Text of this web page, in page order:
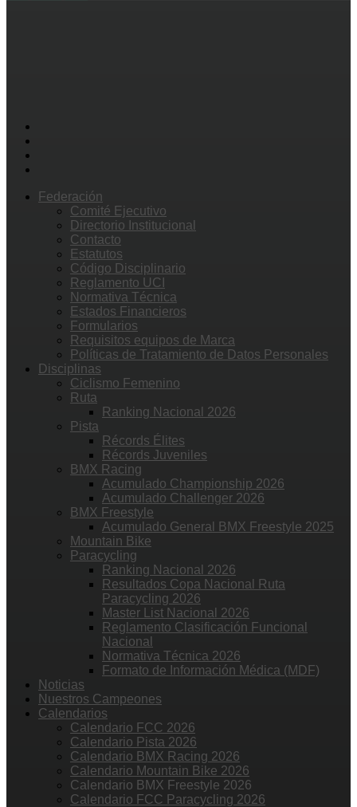
Federación
Comité Ejecutivo
Directorio Institucional
Contacto
Estatutos
Código Disciplinario
Reglamento UCI
Normativa Técnica
Estados Financieros
Formularios
Requisitos equipos de Marca
Políticas de Tratamiento de Datos Personales
Disciplinas
Ciclismo Femenino
Ruta
Ranking Nacional 2026
Pista
Récords Élites
Récords Juveniles
BMX Racing
Acumulado Championship 2026
Acumulado Challenger 2026
BMX Freestyle
Acumulado General BMX Freestyle 2025
Mountain Bike
Paracycling
Ranking Nacional 2026
Resultados Copa Nacional Ruta
Paracycling 2026
Master List Nacional 2026
Reglamento Clasificación Funcional
Nacional
Normativa Técnica 2026
Formato de Información Médica (MDF)
Noticias
Nuestros Campeones
Calendarios
Calendario FCC 2026
Calendario Pista 2026
Calendario BMX Racing 2026
Calendario Mountain Bike 2026
Calendario BMX Freestyle 2026
Calendario FCC Paracycling 2026